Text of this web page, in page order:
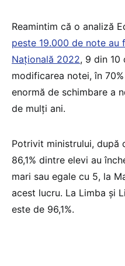
Reamintim că o analiză
peste 19.000 de note au
Națională 2022, 9 din 10
modificarea notei, în
enormă de schimbare a
de mulți ani.
Potrivit ministrului, după
86,1% dintre elevi au
mari sau egale cu 5, la
acest lucru. La Limba și
este de 96,1%.